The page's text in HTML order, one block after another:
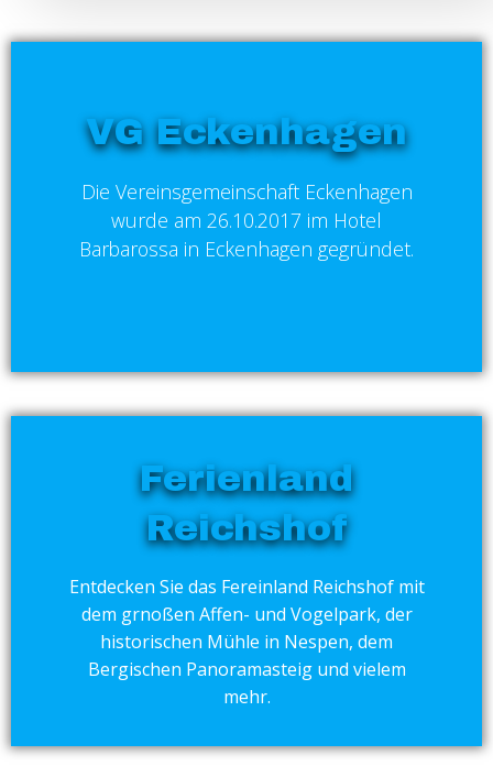
VG Eckenhagen
Die Vereinsgemeinschaft Eckenhagen
wurde am 26.10.2017 im Hotel
Barbarossa in Eckenhagen gegründet.
Ferienland
Reichshof
Entdecken Sie das Fereinland Reichshof mit
dem grnoßen Affen- und Vogelpark, der
historischen Mühle in Nespen, dem
Bergischen Panoramasteig und vielem
mehr.